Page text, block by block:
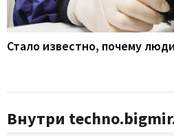
Стало известно, почему
Внутри